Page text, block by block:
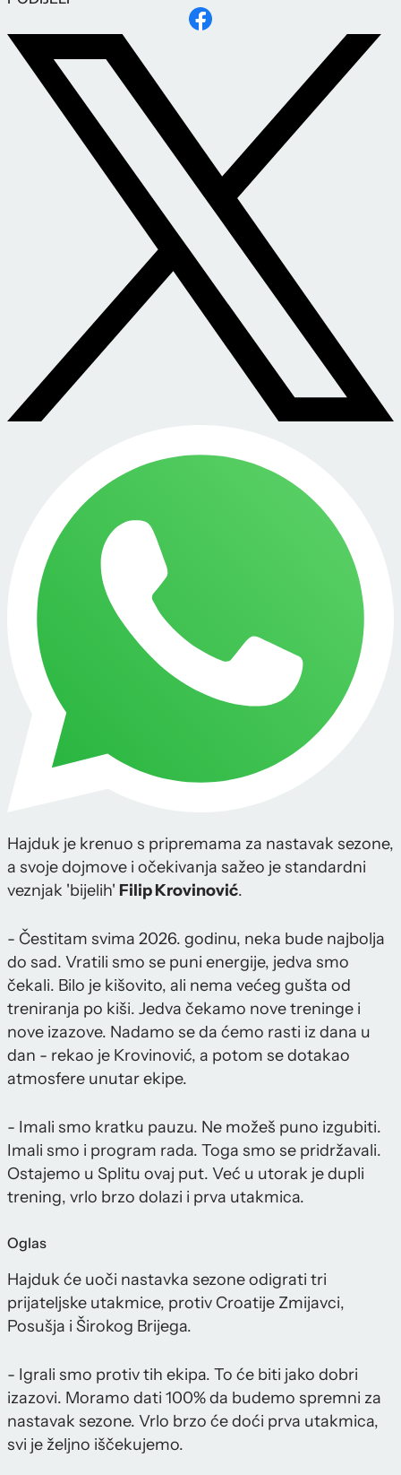
Hajduk je krenuo s pripremama za nastavak sezone,
a svoje dojmove i očekivanja sažeo je standardni
veznjak 'bijelih' Filip Krovinović.
- Čestitam svima 2026. godinu, neka bude najbolja
do sad. Vratili smo se puni energije, jedva smo
čekali. Bilo je kišovito, ali nema većeg gušta od
treniranja po kiši. Jedva čekamo nove treninge i
nove izazove. Nadamo se da ćemo rasti iz dana u
dan - rekao je Krovinović, a potom se dotakao
atmosfere unutar ekipe.
- Imali smo kratku pauzu. Ne možeš puno izgubiti.
Imali smo i program rada. Toga smo se pridržavali.
Ostajemo u Splitu ovaj put. Već u utorak je dupli
trening, vrlo brzo dolazi i prva utakmica.
Oglas
Hajduk će uoči nastavka sezone odigrati tri
prijateljske utakmice, protiv Croatije Zmijavci,
Posušja i Širokog Brijega.
- Igrali smo protiv tih ekipa. To će biti jako dobri
izazovi. Moramo dati 100% da budemo spremni za
nastavak sezone. Vrlo brzo će doći prva utakmica,
svi je željno iščekujemo.